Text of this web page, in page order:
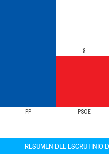
PP PSOE
8
RESUMEN DEL ESCRUTINIO